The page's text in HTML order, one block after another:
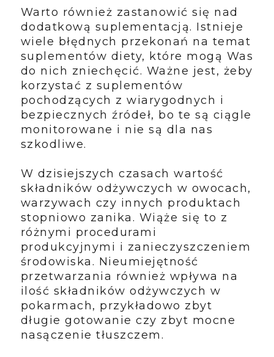
Warto również zastanowić się nad
dodatkową suplementacją. Istnieje
wiele błędnych przekonań na temat
suplementów diety, które mogą Was
do nich zniechęcić. Ważne jest, żeby
korzystać z suplementów
pochodzących z wiarygodnych i
bezpiecznych źródeł, bo te są ciągle
monitorowane i nie są dla nas
szkodliwe.
W dzisiejszych czasach wartość
składników odżywczych w owocach,
warzywach czy innych produktach
stopniowo zanika. Wiąże się to z
różnymi procedurami
produkcyjnymi i zanieczyszczeniem
środowiska. Nieumiejętność
przetwarzania również wpływa na
ilość składników odżywczych w
pokarmach, przykładowo zbyt
długie gotowanie czy zbyt mocne
nasączenie tłuszczem.